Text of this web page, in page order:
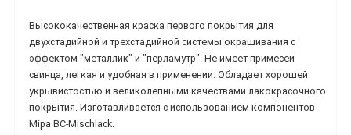
Высококачественная краска первого покрытия для
двухстадийной и трехстадийной системы окрашивания с
эффектом "металлик" и "перламутр". Не имеет примесей
свинца, легкая и удобная в применении. Обладает хорошей
укрывистостью и великолепными качествами лакокрасочного
покрытия. Изготавливается с использованием компонентов
Mipa BC-Mischlack.